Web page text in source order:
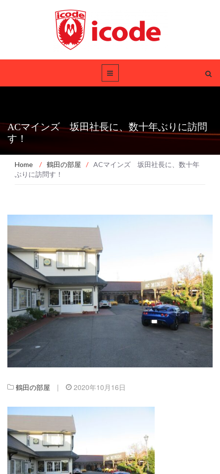
ACマインズ 坂田社長に、数十年ぶりに訪問
す！
Home / 鶴田の部屋 / ACマインズ 坂田社長に、数十年
ぶりに訪問す！
鶴田の部屋 | 2020年10月16日